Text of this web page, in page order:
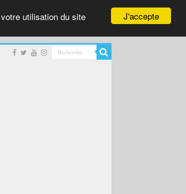
J'accepte
utilisation du site